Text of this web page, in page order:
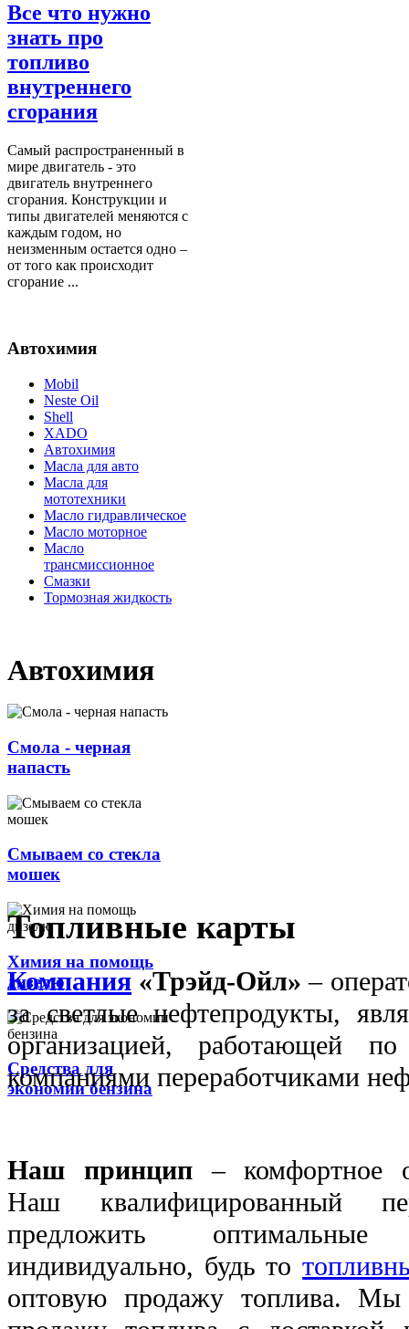
Все что нужно
знать про
топливо
внутреннего
сгорания
Самый распространенный в
мире двигатель - это
двигатель внутреннего
сгорания. Конструкции и
типы двигателей меняются с
каждым годом, но
неизменным остается одно –
от того как происходит
сгорание ...
Автохимия
Mobil
Neste Oil
Shell
XADO
Автохимия
Масла для авто
Масла для
мототехники
Масло гидравлическое
Масло моторное
Масло
трансмиссионное
Смазки
Тормозная жидкость
Автохимия
Смола - черная
напасть
Смываем со стекла
мошек
Химия на помощь
дизелю
Средства для
экономии бензина
Топливные карты
Компания «Трэйд-Ойл» –
за светлые нефтепродукты,
организацией, работающей
компаниями переработчиками
Наш принцип– комфортное
Наш квалифицированный
предложить
индивидуально, будь то
оптовую продажу топлива. Мы